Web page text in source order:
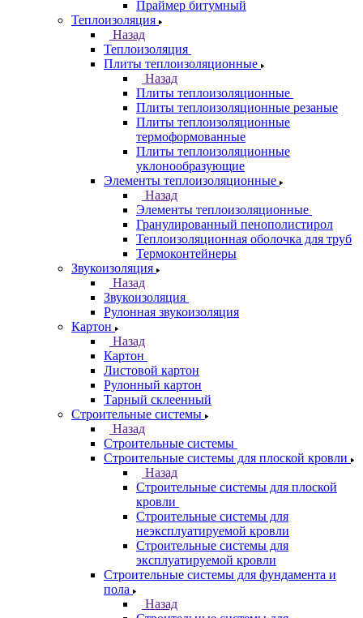
Праймер битумный
Теплоизоляция
Назад
Теплоизоляция
Плиты теплоизоляционные
Назад
Плиты теплоизоляционные
Плиты теплоизоляционные резаные
Плиты теплоизоляционные
термоформованные
Плиты теплоизоляционные
уклонообразующие
Элементы теплоизоляционные
Назад
Элементы теплоизоляционные
Гранулированный пенополистирол
Теплоизоляционная оболочка для труб
Термоконтейнеры
Звукоизоляция
Назад
Звукоизоляция
Рулонная звукоизоляция
Картон
Назад
Картон
Листовой картон
Рулонный картон
Тарный склеенный
Строительные системы
Назад
Строительные системы
Строительные системы для плоской кровли
Назад
Строительные системы для плоской
кровли
Строительные системы для
неэксплуатируемой кровли
Строительные системы для
эксплуатируемой кровли
Строительные системы для фундамента и
пола
Назад